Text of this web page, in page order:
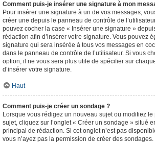
Comment puis-je insérer une signature à mon
Pour insérer une signature à un de vos messages,
créer une depuis le panneau de contrôle de
pouvez cocher la case « Insérer une signature »
rédaction afin d’insérer votre signature. Vous pouvez
signature qui sera insérée à tous vos messages en
dans le panneau de contrôle de l’utilisateur. Si vous
option, il ne vous sera plus utile de spécifier sur
d’insérer votre signature.
Haut
Comment puis-je créer un sondage ?
Lorsque vous rédigez un nouveau sujet ou modifiez le
sujet, cliquez sur l’onglet « Créer un sondage » situé
principal de rédaction. Si cet onglet n’est pas
vous n’ayez pas la permission de créer des